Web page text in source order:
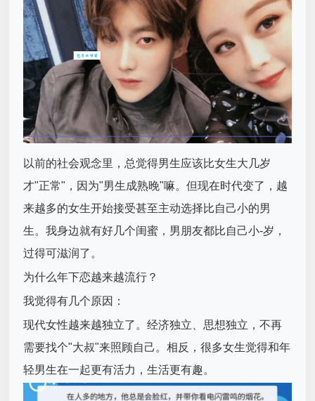
以前的社会观念里，总觉得男生应该比女生大几岁
才"正常"，因为"男生成熟晚"嘛。但现在时代变了，越
来越多的女生开始接受甚至主动选择比自己小的男
生。我身边就有好几个闺蜜，男朋友都比自己小-岁，
过得可滋润了。
为什么年下恋越来越流行？
我觉得有几个原因：
现代女性越来越独立了。经济独立、思想独立，不再
需要找个"大叔"来照顾自己。相反，很多女生觉得和年
轻男生在一起更有活力，生活更有趣。